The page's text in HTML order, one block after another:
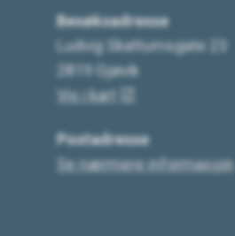
Besøksadresse
Ludvig Skattumsgate 23
2819 Gjøvik
Vis i kart
Postadresse
Se nærmere informasjon